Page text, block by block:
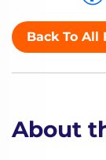
Back To All
About